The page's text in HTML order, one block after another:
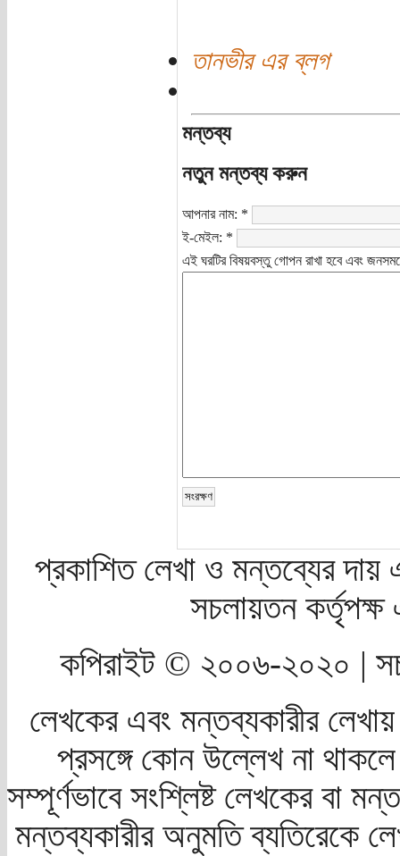
তানভীর এর ব্লগ
মন্তব্য
নতুন মন্তব্য করুন
আপনার নাম: *
ই-মেইল: *
এই ঘরটির বিষয়বস্তু গোপন রাখা হবে এবং
প্রকাশিত লেখা ও মন্তব্যের দায়
সচলায়তন
কপিরাইট © ২০০৬-২০২০ |
লেখকের এবং মন্তব্যকারীর
প্রসঙ্গে কোন উল্লেখ না
সম্পূর্ণভাবে সংশ্লিষ্ট লেখকের বা
মন্তব্যকারীর অনুমতি ব্যতিরেকে